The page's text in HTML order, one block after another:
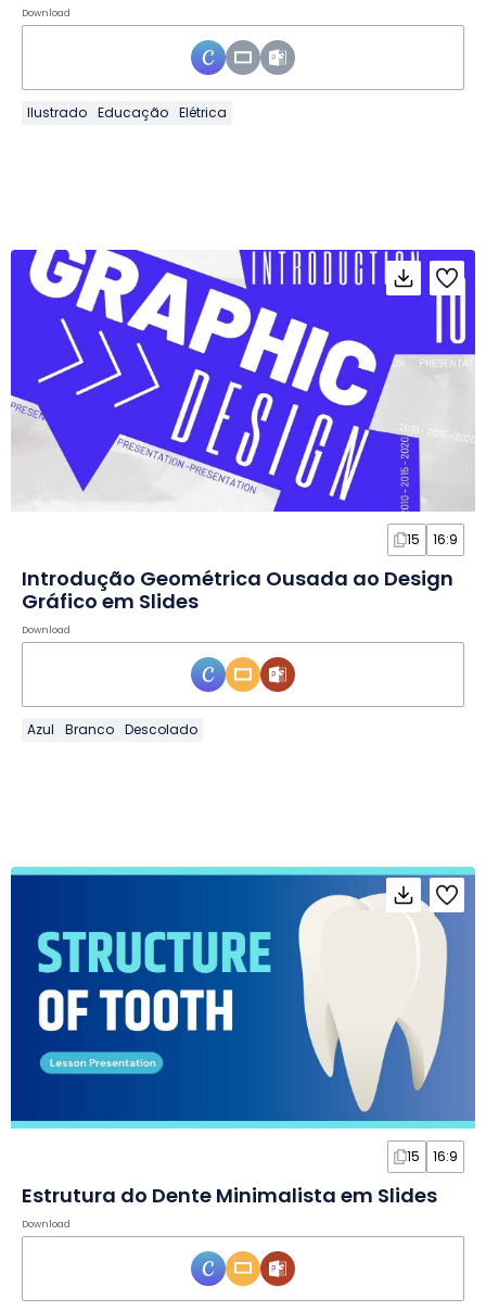
Download
Ilustrado Educação Elétrica
15 16:9
Introdução Geométrica Ousada ao Design
Gráfico em Slides
Download
Azul Branco Descolado
15 16:9
Estrutura do Dente Minimalista em Slides
Download